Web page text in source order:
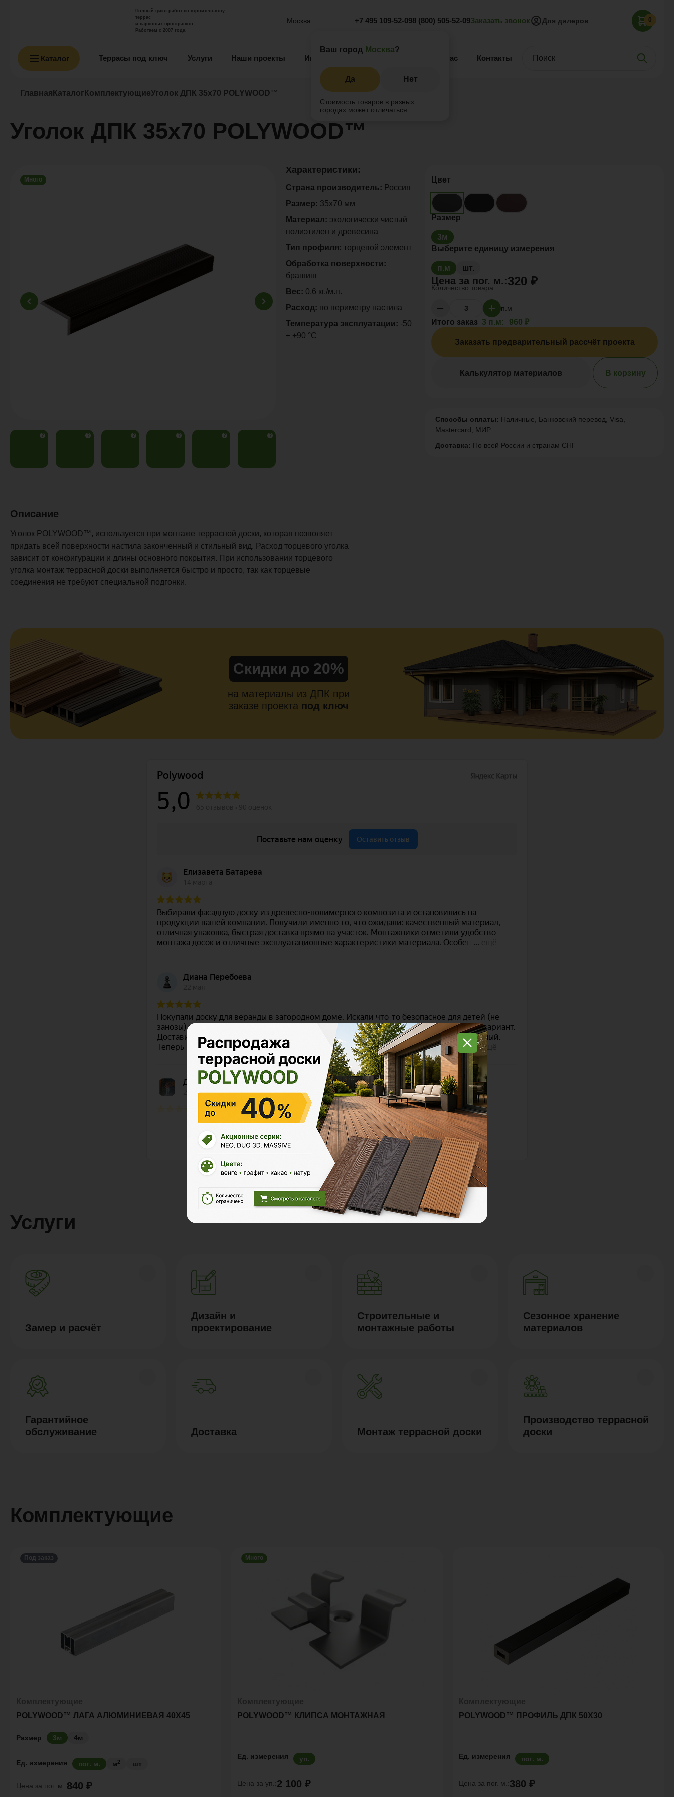
Полный цикл работ по строительству
террас
и парковых пространств.
Работаем с 2007 года.
Москва
Ваш город Москва?
Да Нет
Стоимость товаров в разных
городах может отличаться
+7 495 109-52-098 (800) 505-52-09Заказать звонок Для дилеров 0
Каталог Террасы под ключ Услуги Наши проекты Информация О нас Контакты
Главная Каталог КомплектующиеУголок ДПК 35х70 POLYWOOD™
Уголок ДПК 35х70 POLYWOOD™
Много
? ? ? ? ? ?
Цвет
Размер
3м
Выберите единицу измерения
п.м шт.
Цена за пог. м.:320 ₽
Количество товара:
п.м
Итого заказ 3 п.м: 960 ₽
Заказать предварительный рассчёт проекта
Калькулятор материалов В корзину
Способы оплаты: Наличные, Банковский перевод, Visa,
Mastercard, МИР
Доставка: По всей России и странам СНГ
Характеристики:
Страна производитель: Россия
Размер: 35х70 мм
Материал: экологически чистый
полиэтилен и древесина
Тип профиля: торцевой элемент
Обработка поверхности:
брашинг
Вес: 0,6 кг./м.п.
Расход: по периметру настила
Температура эксплуатации: -50
÷ +90 °C
Описание
Уголок POLYWOOD™, используется при монтаже террасной доски, которая позволяет
придать всей поверхности настила законченный и стильный вид. Расход торцевого уголка
зависит от конфигурации и длины основного покрытия. При использовании торцевого
уголка монтаж террасной доски выполняется быстро и просто, так как торцевые
соединения не требуют специальной подгонки.
Скидки до 20%
на материалы из ДПК при
заказе проекта под ключ
Polywood на карте Москвы — Яндекс Карты
Услуги
Замер и расчёт
Дизайн и
проектирование
Строительные и
монтажные работы
Сезонное хранение
материалов
Гарантийное
обслуживание
Доставка Монтаж террасной доски
Производство террасной
доски
Комплектующие
Под заказ
POLYWOOD™ ЛАГА АЛЮМИНИЕВАЯ 40Х45
Размер 3м 4м
Ед. измерения пог. м. м2 шт
Цена за пог. м.:840 ₽
Много
POLYWOOD™ КЛИПСА МОНТАЖНАЯ
Ед. измерения уп.
Цена за уп.:2 100 ₽
POLYWOOD™ ПРОФИЛЬ ДПК 50X30
Ед. измерения пог. м.
Цена за пог. м.:380 ₽